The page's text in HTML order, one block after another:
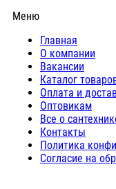
Меню
Главная
О компании
Вакансии
Каталог
Оплата и
Оптовикам
Все о
Контакты
Политика
Согласие на